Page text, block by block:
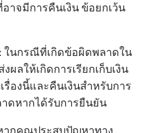
าจมีการคืนเงิน ข้อยกเว้น
: ในกรณีที่เกิดข้อผิดพลาดใน
งผลให้เกิดการเรียกเก็บเงิน
รื่องนี้และคืนเงินสำหรับการ
าดหากได้รับการยืนยัน